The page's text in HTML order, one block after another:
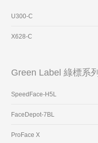
U300-C
X628-C
Green Label 綠標系列
SpeedFace-H5L
FaceDepot-7BL
ProFace X